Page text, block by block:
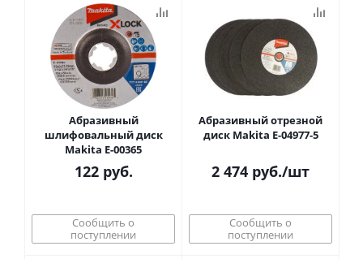
Абразивный
шлифовальный диск
Makita E-00365
122руб.
Сообщить о
поступлении
Абразивный отрезной
диск Makita E-04977-5
2 474 руб./шт
Сообщить о
поступлении